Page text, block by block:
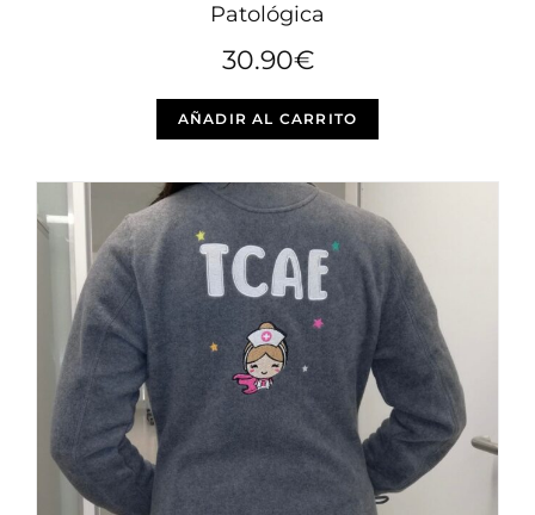
Patológica
30.90€
AÑADIR AL CARRITO
Este
variantes.
Las
opciones
se
pueden
elegir
en
página